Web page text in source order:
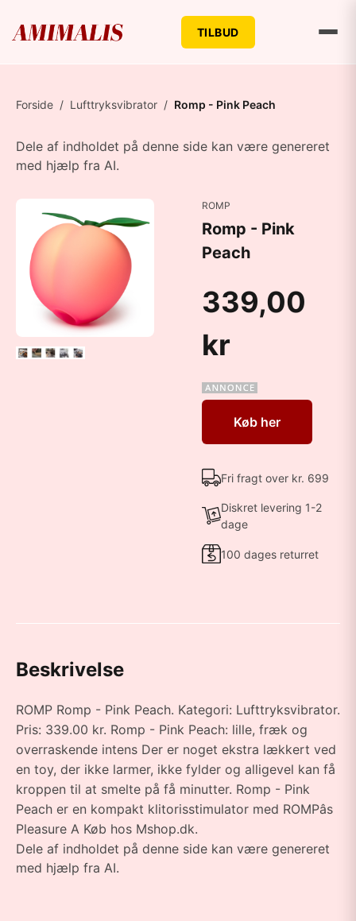
TILBUD
Forside / Lufttryksvibrator / Romp - Pink Peach
Dele af indholdet på denne side kan være genereret
med hjælp fra AI.
ROMP
Romp - Pink
Peach
339,00
kr
Køb her
Fri fragt over kr. 699
Diskret levering 1-2
dage
100 dages returret
Beskrivelse
ROMP Romp - Pink Peach. Kategori: Lufttryksvibrator.
Pris: 339.00 kr. Romp - Pink Peach: lille, fræk og
overraskende intens Der er noget ekstra lækkert ved
en toy, der ikke larmer, ikke fylder og alligevel kan få
kroppen til at smelte på få minutter. Romp - Pink
Peach er en kompakt klitorisstimulator med ROMPâs
Pleasure A Køb hos Mshop.dk.
Dele af indholdet på denne side kan være genereret
med hjælp fra AI.